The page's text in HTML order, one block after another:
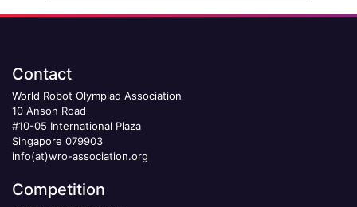
Contact
World Robot Olympiad Association
10 Anson Road
#10-05 International Plaza
Singapore 079903
info(at)wro-association.org
Competition